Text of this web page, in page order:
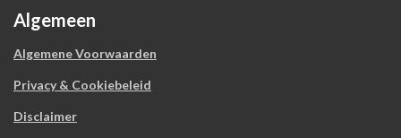
Algemeen
Algemene Voorwaarden
Privacy & Cookiebeleid
Disclaimer